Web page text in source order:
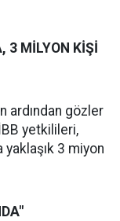
3 MİLYON KİŞİ
ardından gözler
yetkilileri,
yaklaşık 3 miyon